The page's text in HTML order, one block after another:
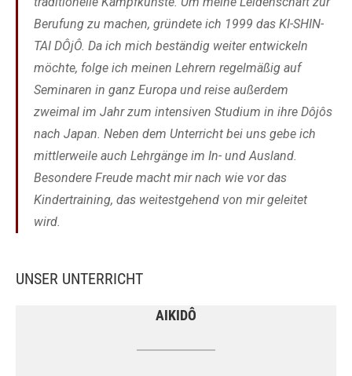
Berufung zu machen, gründete ich 1999 das KI-SHIN-
TAI DÔjÔ. Da ich mich beständig weiter entwickeln
möchte, folge ich meinen Lehrern regelmäßig auf
Seminaren in ganz Europa und reise außerdem
zweimal im Jahr zum intensiven Studium in ihre Dôjôs
nach Japan. Neben dem Unterricht bei uns gebe ich
mittlerweile auch Lehrgänge im In- und Ausland.
Besondere Freude macht mir nach wie vor das
Kindertraining, das weitestgehend von mir geleitet
wird.
UNSER UNTERRICHT
AIKIDÔ